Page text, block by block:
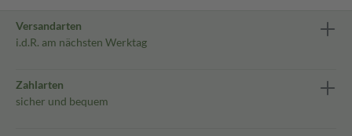
Versandarten
i.d.R. am nächsten Werktag
Zahlarten
sicher und bequem